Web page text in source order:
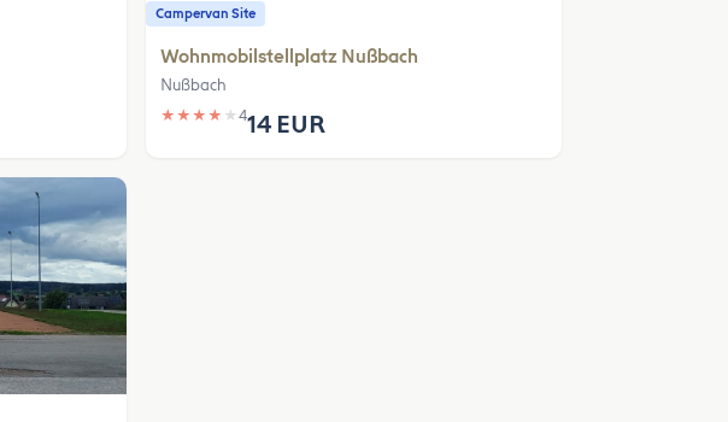
Campervan Site
Wohnmobilstellplatz Nußbach
Nußbach
★ ★ ★ ★ ★ 414 EUR